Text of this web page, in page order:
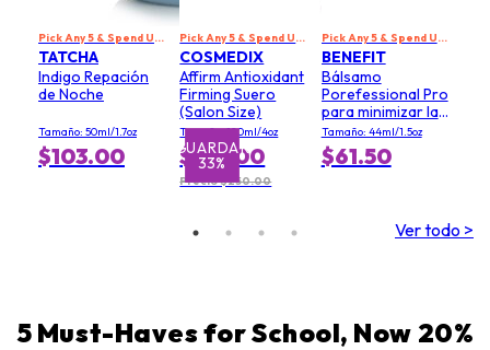
Pick Any 5 & Spend US$229 to Get 20% Off
TATCHA
Indigo Repación
de Noche
Tamaño: 50ml/1.7oz
$103.00 GUARDAR
33%
Pick Any 5 & Spend US$229 to Get 20% Off
COSMEDIX
Affirm Antioxidant
Firming Suero
(Salon Size)
Tamaño: 120ml/4oz
$167.00
Precio $250.00
Pick Any 5 & Spend US$229 to Get 20% Off
BENEFIT
Bálsamo
Porefessional Pro
para minimizar la
apariencia de los
poros (tamaño
económico)
Tamaño: 44ml/1.5oz
$61.50
Ver todo >
5 Must-Haves for School, Now 20%